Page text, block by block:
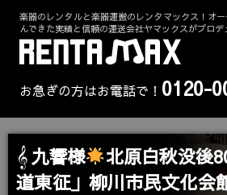
楽器のレンタルと楽器運搬のレンタマックス！オ
んできた実績と信頼の運送会社ヤマックスがプロデ
お急ぎの方はお電話で！ 0120-
九響様
北原白秋没後
道東征」柳川市民文化